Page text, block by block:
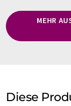
MEHR
Diese